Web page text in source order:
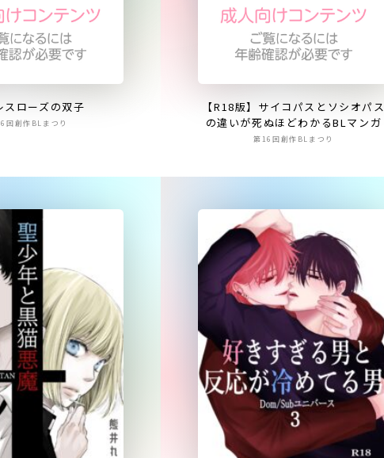
スローズの双子
回創作BLまつり
【R18版】サイコパスとソシオパス
の違いが死ぬほどわかるBLマンガ
第16回創作BLまつり